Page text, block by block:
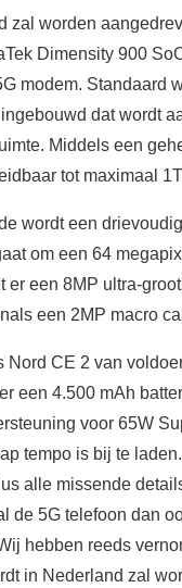
zal worden
Dimensity 900
modem. Standaard
dat wordt
Middels een
tot maximaal
wordt een
om een 64
er een 8MP ultra-
een 2MP macro
Nord CE 2 van
een 4.500 mAh
voor 65W
tempo is bij te
alle missende
de 5G telefoon dan
hebben reeds
in Nederland zal